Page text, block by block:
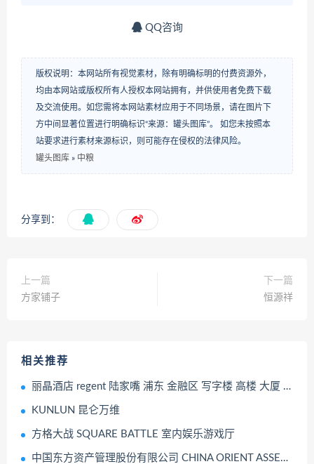
QQ咨询
版权说明：本网站所有视觉素材，除有明确标明的付费资源外，
均由本网站或版权所有人授权本网站拥有，并供使用者免费下载
及交流使用。如您需将本网站素材应用于不同场景，请在图片下
方中间显著位置进行明确标识“来源：罐头图库”。 如您未按照本
站要求进行素材来源标识，则可能存在侵权的法律风险。
罐头图库 » 中粮
分享到：
上一篇
方家铺子
下一篇
恒源祥
相关推荐
丽晶酒店 regent 陆家嘴 浦东 金融区 写字楼 高楼 大厦 上海 城市
KUNLUN 昆仑万维
方格大战 SQUARE BATTLE 室内娱乐游戏厅
中国东方资产管理股份有限公司 CHINA ORIENT ASSET MANANGEMENT